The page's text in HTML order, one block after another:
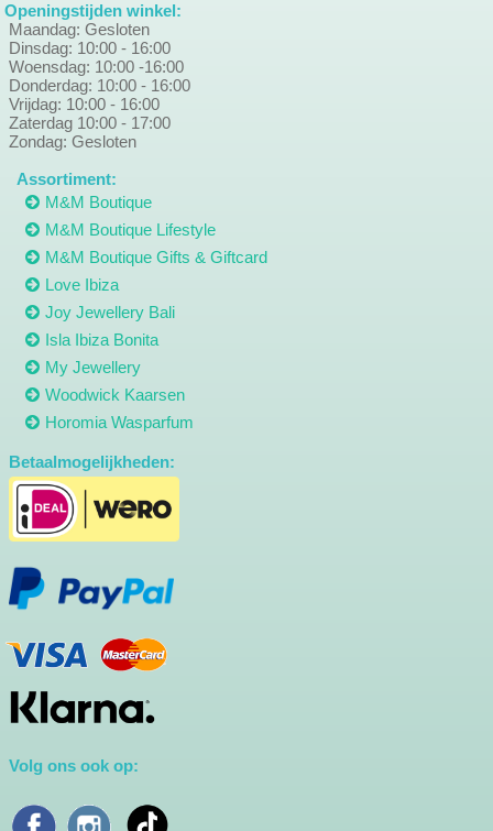
Openingstijden winkel:
Maandag: Gesloten
Dinsdag: 10:00 - 16:00
Woensdag: 10:00 -16:00
Donderdag: 10:00 - 16:00
Vrijdag: 10:00 - 16:00
Zaterdag 10:00 - 17:00
Zondag: Gesloten
Assortiment:
M&M Boutique
M&M Boutique Lifestyle
M&M Boutique Gifts & Giftcard
Love Ibiza
Joy Jewellery Bali
Isla Ibiza Bonita
My Jewellery
Woodwick Kaarsen
Horomia Wasparfum
Betaalmogelijkheden:
Volg ons ook op: